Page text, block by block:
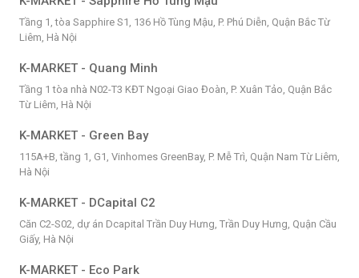
Tầng 1, tòa Sapphire S1, 136 Hồ Tùng Mậu, P. Phú Diễn, Quận Bắc Từ
Liêm, Hà Nội
K-MARKET - Quang Minh
Tầng 1 tòa nhà N02-T3 KĐT Ngoại Giao Đoàn, P. Xuân Tảo, Quận Bắc
Từ Liêm, Hà Nội
K-MARKET - Green Bay
115A+B, tầng 1, G1, Vinhomes GreenBay, P. Mễ Trì, Quận Nam Từ Liêm,
Hà Nội
K-MARKET - DCapital C2
Căn C2-S02, dự án Dcapital Trần Duy Hưng, Trần Duy Hưng, Quận Cầu
Giấy, Hà Nội
K-MARKET - Eco Park